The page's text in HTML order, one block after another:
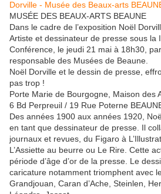
MUSÉE DES BEAUX-ARTS BEAUNE
Dans le cadre de l’exposition Noël
Artiste et dessinateur de presse sous la
Conférence, le jeudi 21 mai à 18h30,
responsable des Musées de Beaune.
Noël Dorville et le dessin de presse,
pas trop !
Porte Marie de Bourgogne, Maison des
6 Bd Perpreuil / 19 Rue Poterne
Des années 1900 aux années 1920,
en tant que dessinateur de presse. Il
journaux et revues, du Figaro à
L’Assiette au beurre ou Le Rire. Cette
période d’âge d’or de la presse. Le
caricature notamment triomphent avec
Grandjouan, Caran d’Ache, Steinlen,